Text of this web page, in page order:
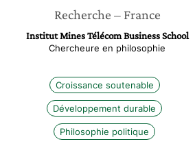
Recherche – France
Institut Mines Télécom Business School
Chercheure en philosophie
Croissance soutenable
Développement durable
Philosophie politique